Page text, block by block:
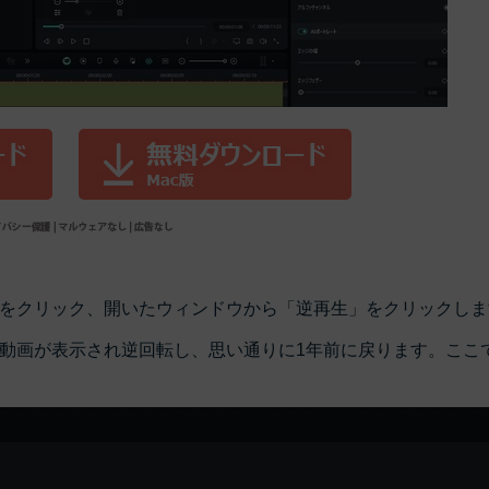
リック、開いたウィンドウから「逆再生」をクリックしま
画が表示され逆回転し、思い通りに1年前に戻ります。ここ